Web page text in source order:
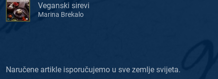
Veganski sirevi
Marina Brekalo
Naručene artikle isporučujemo u sve zemlje svijeta.